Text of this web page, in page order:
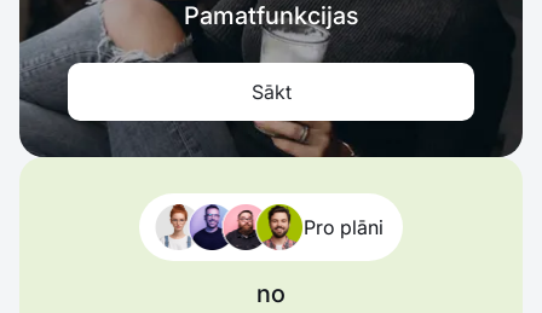
Pamatfunkcijas
Sākt
Pro plāni
no